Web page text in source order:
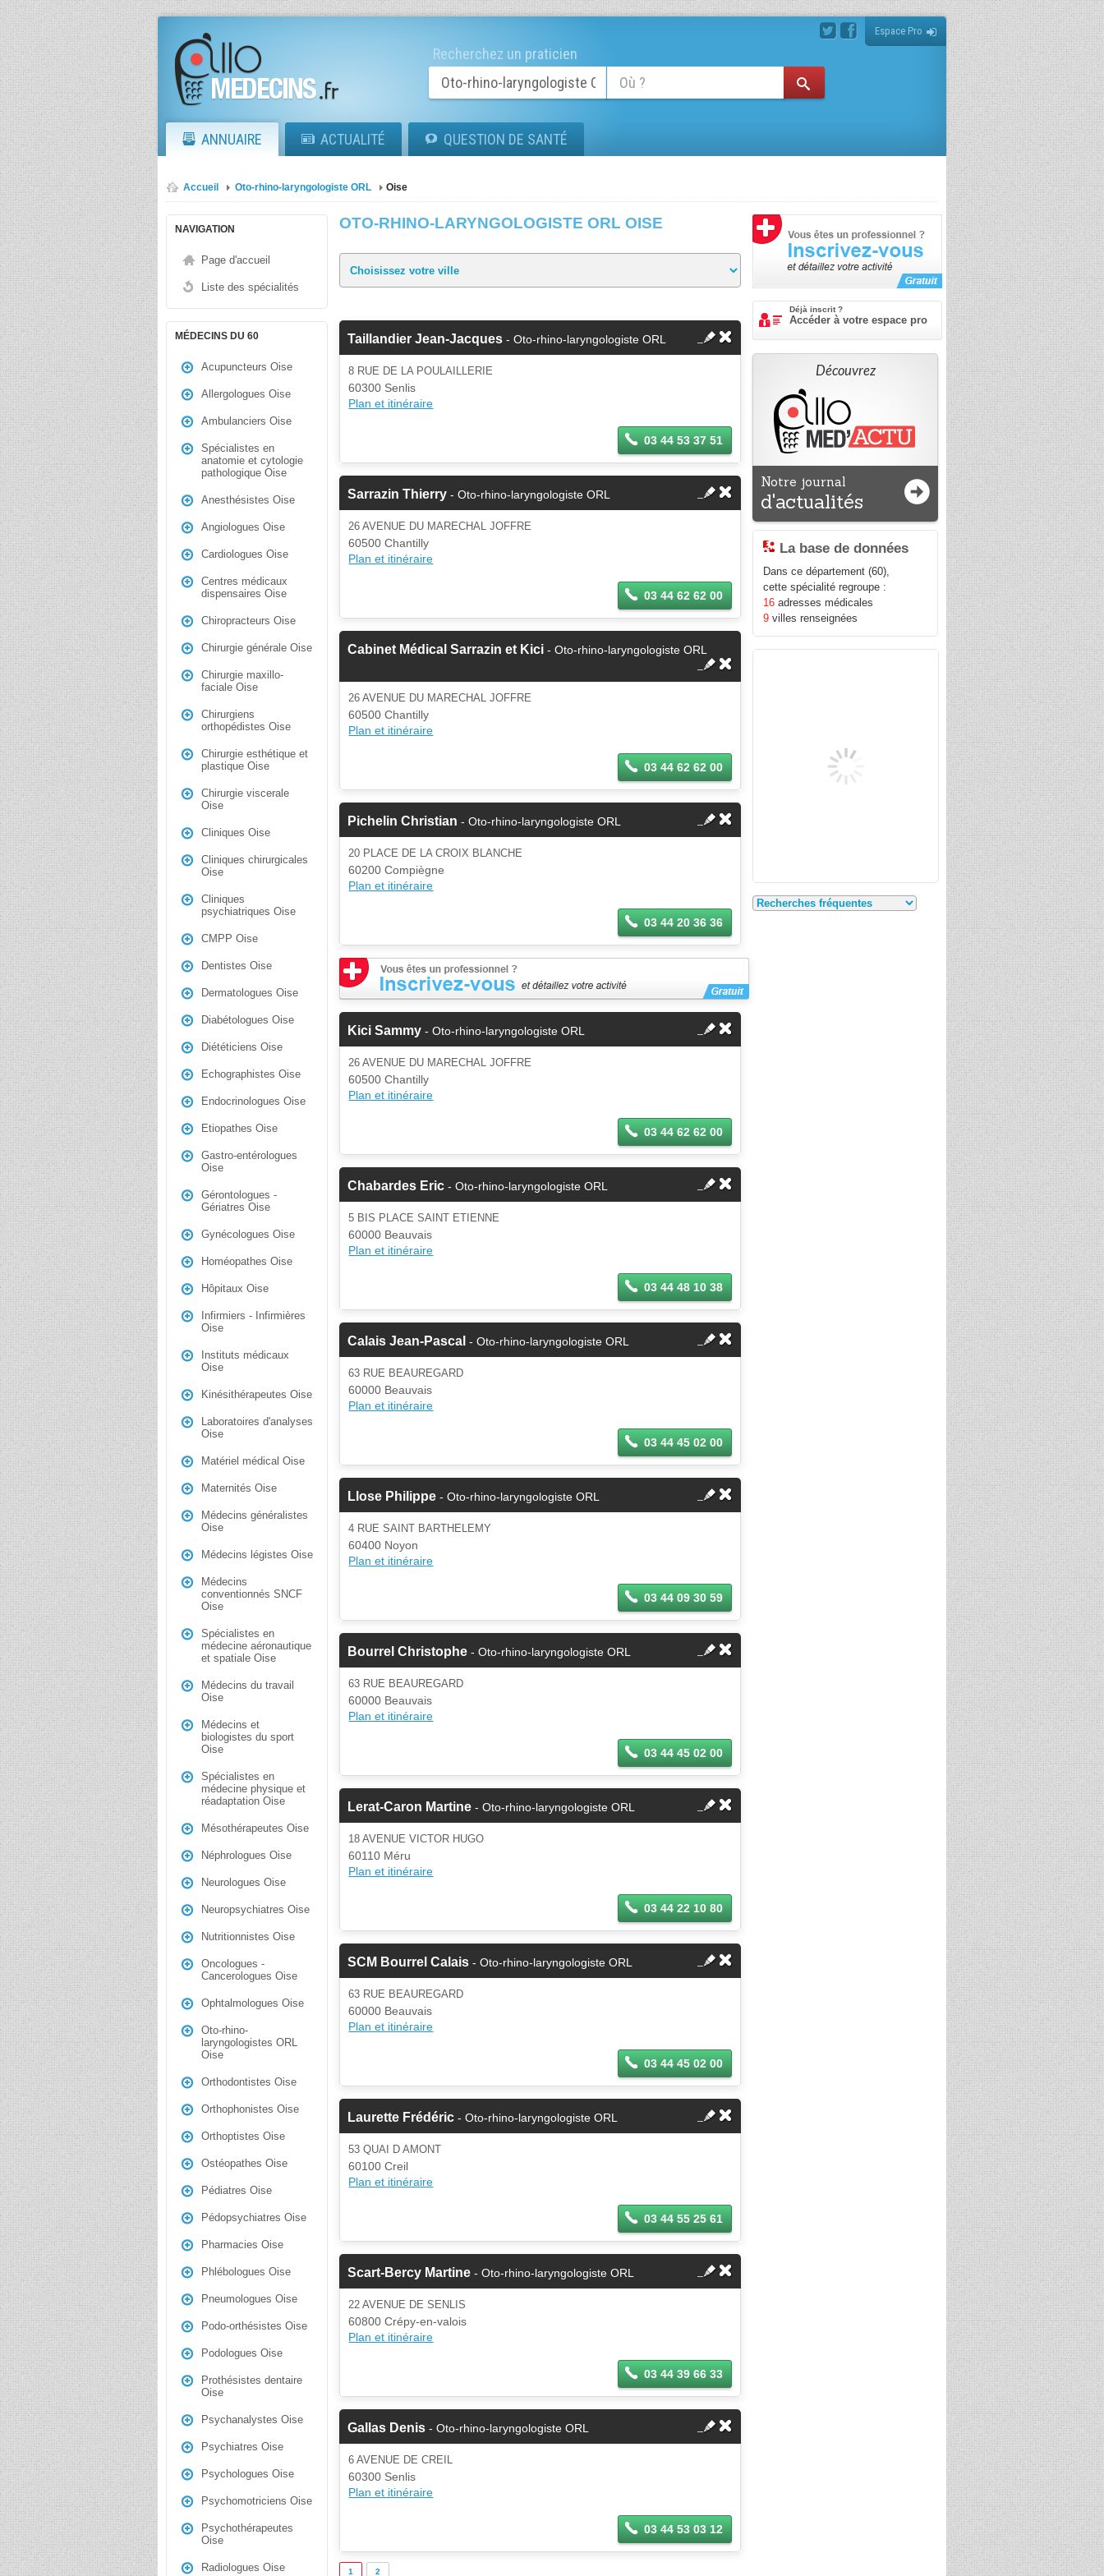
Espace Pro
Recherchez un praticien
ANNUAIRE ACTUALITÉ QUESTION DE SANTÉ
Accueil Oto-rhino-laryngologiste ORL Oise
NAVIGATION
Page d'accueil
Liste des spécialités
MÉDECINS DU 60
Acupuncteurs Oise
Allergologues Oise
Ambulanciers Oise
Spécialistes en
anatomie et cytologie
pathologique Oise
Anesthésistes Oise
Angiologues Oise
Cardiologues Oise
Centres médicaux
dispensaires Oise
Chiropracteurs Oise
Chirurgie générale Oise
Chirurgie maxillo-
faciale Oise
Chirurgiens
orthopédistes Oise
Chirurgie esthétique et
plastique Oise
Chirurgie viscerale
Oise
Cliniques Oise
Cliniques chirurgicales
Oise
Cliniques
psychiatriques Oise
CMPP Oise
Dentistes Oise
Dermatologues Oise
Diabétologues Oise
Diététiciens Oise
Echographistes Oise
Endocrinologues Oise
Etiopathes Oise
Gastro-entérologues
Oise
Gérontologues -
Gériatres Oise
Gynécologues Oise
Homéopathes Oise
Hôpitaux Oise
Infirmiers - Infirmières
Oise
Instituts médicaux
Oise
Kinésithérapeutes Oise
Laboratoires d'analyses
Oise
Matériel médical Oise
Maternités Oise
Médecins généralistes
Oise
Médecins légistes Oise
Médecins
conventionnés SNCF
Oise
Spécialistes en
médecine aéronautique
et spatiale Oise
Médecins du travail
Oise
Médecins et
biologistes du sport
Oise
Spécialistes en
médecine physique et
réadaptation Oise
Mésothérapeutes Oise
Néphrologues Oise
Neurologues Oise
Neuropsychiatres Oise
Nutritionnistes Oise
Oncologues -
Cancerologues Oise
Ophtalmologues Oise
Oto-rhino-
laryngologistes ORL
Oise
Orthodontistes Oise
Orthophonistes Oise
Orthoptistes Oise
Ostéopathes Oise
Pédiatres Oise
Pédopsychiatres Oise
Pharmacies Oise
Phlébologues Oise
Pneumologues Oise
Podo-orthésistes Oise
Podologues Oise
Prothésistes dentaire
Oise
Psychanalystes Oise
Psychiatres Oise
Psychologues Oise
Psychomotriciens Oise
Psychothérapeutes
Oise
Radiologues Oise
OTO-RHINO-LARYNGOLOGISTE ORL OISE
Taillandier Jean-Jacques - Oto-rhino-laryngologiste ORL
8 RUE DE LA POULAILLERIE
60300 Senlis
Plan et itinéraire
03 44 53 37 51
Sarrazin Thierry - Oto-rhino-laryngologiste ORL
26 AVENUE DU MARECHAL JOFFRE
60500 Chantilly
Plan et itinéraire
03 44 62 62 00
Cabinet Médical Sarrazin et Kici - Oto-rhino-laryngologiste ORL
26 AVENUE DU MARECHAL JOFFRE
60500 Chantilly
Plan et itinéraire
03 44 62 62 00
Pichelin Christian - Oto-rhino-laryngologiste ORL
20 PLACE DE LA CROIX BLANCHE
60200 Compiègne
Plan et itinéraire
03 44 20 36 36
Kici Sammy - Oto-rhino-laryngologiste ORL
26 AVENUE DU MARECHAL JOFFRE
60500 Chantilly
Plan et itinéraire
03 44 62 62 00
Chabardes Eric - Oto-rhino-laryngologiste ORL
5 BIS PLACE SAINT ETIENNE
60000 Beauvais
Plan et itinéraire
03 44 48 10 38
Calais Jean-Pascal - Oto-rhino-laryngologiste ORL
63 RUE BEAUREGARD
60000 Beauvais
Plan et itinéraire
03 44 45 02 00
Llose Philippe - Oto-rhino-laryngologiste ORL
4 RUE SAINT BARTHELEMY
60400 Noyon
Plan et itinéraire
03 44 09 30 59
Bourrel Christophe - Oto-rhino-laryngologiste ORL
63 RUE BEAUREGARD
60000 Beauvais
Plan et itinéraire
03 44 45 02 00
Lerat-Caron Martine - Oto-rhino-laryngologiste ORL
18 AVENUE VICTOR HUGO
60110 Méru
Plan et itinéraire
03 44 22 10 80
SCM Bourrel Calais - Oto-rhino-laryngologiste ORL
63 RUE BEAUREGARD
60000 Beauvais
Plan et itinéraire
03 44 45 02 00
Laurette Frédéric - Oto-rhino-laryngologiste ORL
53 QUAI D AMONT
60100 Creil
Plan et itinéraire
03 44 55 25 61
Scart-Bercy Martine - Oto-rhino-laryngologiste ORL
22 AVENUE DE SENLIS
60800 Crépy-en-valois
Plan et itinéraire
03 44 39 66 33
Gallas Denis - Oto-rhino-laryngologiste ORL
6 AVENUE DE CREIL
60300 Senlis
Plan et itinéraire
03 44 53 03 12
1 2
Déjà inscrit ?
Accéder à votre espace pro
Découvrez
Notre journal
d'actualités
La base de données
Dans ce département (60),
cette spécialité regroupe :
16 adresses médicales
9 villes renseignées